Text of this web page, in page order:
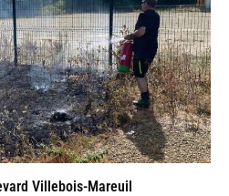
Villebois-Mareuil